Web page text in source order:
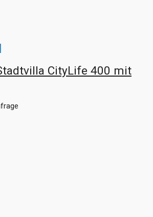
CityLife 400 mit